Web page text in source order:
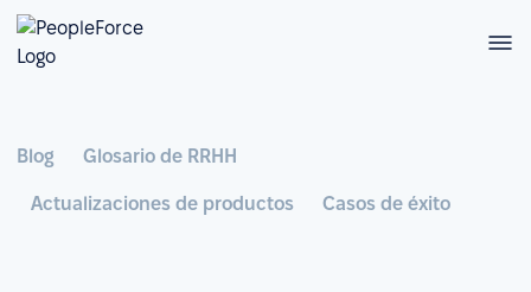
Blog Glosario de RRHH
Actualizaciones de productos Casos de éxito